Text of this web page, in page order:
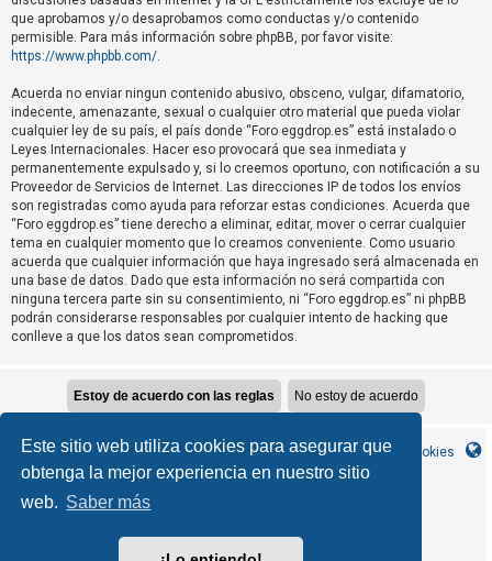
Este sitio web utiliza cookies para asegurar que
obtenga la mejor experiencia en nuestro sitio
web. Saber más
e
e
m
a
s
s
i
n
r
e
s
s
t
a
que aprobamos y/o desaprobamos como conductas y/o contenido
permisible. Para más información sobre phpBB, por favor visite:
https://www.phpbb.com/.
Acuerda no enviar ningun contenido abusivo, obsceno, vulgar, difamatorio,
indecente, amenazante, sexual o cualquier otro material que pueda violar
cualquier ley de su país, el país donde “Foro eggdrop.es” está instalado o
Leyes Internacionales. Hacer eso provocará que sea inmediata y
permanentemente expulsado y, si lo creemos oportuno, con notificación a su
Proveedor de Servicios de Internet. Las direcciones IP de todos los envíos
son registradas como ayuda para reforzar estas condiciones. Acuerda que
“Foro eggdrop.es” tiene derecho a eliminar, editar, mover o cerrar cualquier
tema en cualquier momento que lo creamos conveniente. Como usuario
acuerda que cualquier información que haya ingresado será almacenada en
una base de datos. Dado que esta información no será compartida con
ninguna tercera parte sin su consentimiento, ni “Foro eggdrop.es” ni phpBB
podrán considerarse responsables por cualquier intento de hacking que
conlleve a que los datos sean comprometidos.
Inicio Índice general Borrar cookies
Contáctanos
Desarrollado porphpBB® Forum Software © phpBB Limited